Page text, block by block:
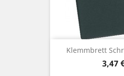
Klemmbrett
Preis
3,47